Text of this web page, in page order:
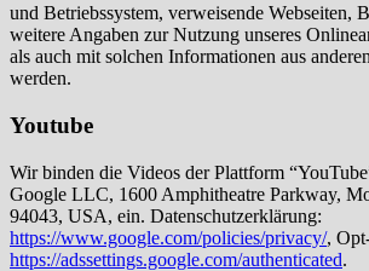
und Betriebssystem, verweisende Webseiten,
weitere Angaben zur Nutzung unseres
als auch mit solchen Informationen aus
werden.
Youtube
Wir binden die Videos der Plattform
Google LLC, 1600 Amphitheatre Parkway,
94043, USA, ein. Datenschutzerklärung:
https://www.google.com/policies/privacy/,
https://adssettings.google.com/authenticated.